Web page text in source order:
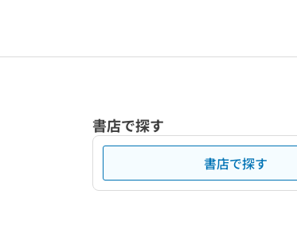
書店で探す
書店で探す